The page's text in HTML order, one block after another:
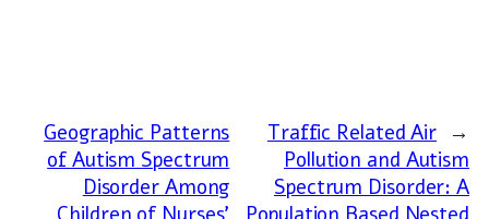
←
Traffic Related Air
Pollution and Autism
Spectrum Disorder: A
Geographic Patterns
of Autism Spectrum
Disorder Among